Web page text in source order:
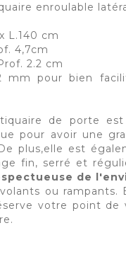
enroulable
L.140 cm
4,7cm
2.2 cm
mm pour bien
de porte
pour avoir une
plus,elle est
fin, serré et
de
ou rampants.
votre point de